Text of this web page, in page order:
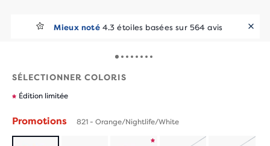
Mieux noté 4.3 étoiles basées sur 564 avis
SÉLECTIONNER COLORIS
Édition limitée
Promotions 821 - Orange/Nightlife/White